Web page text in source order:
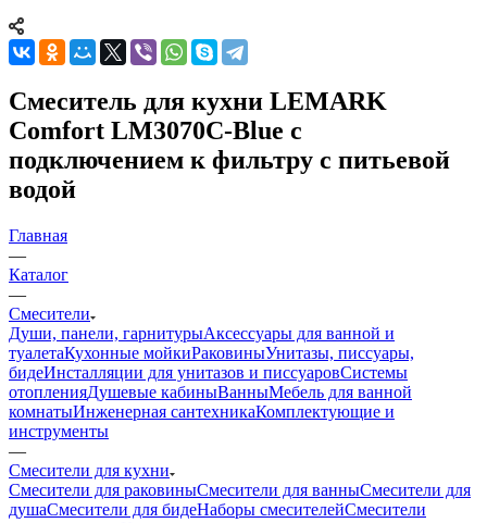
Смеситель для кухни LEMARK
Comfort LM3070C-Blue с
подключением к фильтру с питьевой
водой
Главная
—
Каталог
—
Смесители
Души, панели, гарнитурыАксессуары для ванной и
туалетаКухонные мойкиРаковиныУнитазы, писсуары,
бидеИнсталляции для унитазов и писсуаровСистемы
отопленияДушевые кабиныВанныМебель для ванной
комнатыИнженерная сантехникаКомплектующие и
инструменты
—
Смесители для кухни
Смесители для раковиныСмесители для ванныСмесители для
душаСмесители для бидеНаборы смесителейСмесители